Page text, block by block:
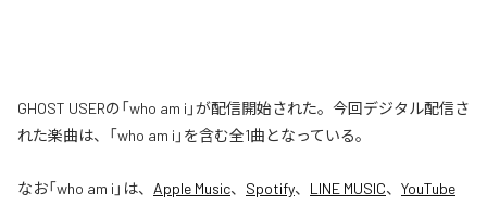
GHOST USERの「who am i」が配信開始された。今回デジタル配信さ
れた楽曲は、「who am i」を含む全1曲となっている。
なお「who am i 」は、 Apple Music、 Spotify、 LINE MUSIC、 YouTube